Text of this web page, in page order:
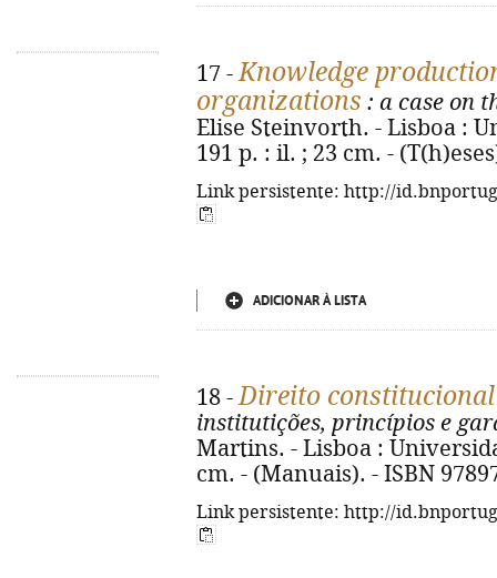
17 -Knowledge
organizations : a case on
Elise Steinvorth. - Lisboa :
191 p. : il. ; 23 cm. -
Link persistente: http://
ADICIONAR À LISTA
18 -Direito
institutições, princípios e
Martins. - Lisboa :
cm. - (Manuais). - ISBN
Link persistente: http://